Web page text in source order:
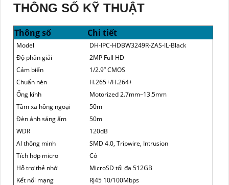
THÔNG SỐ KỸ THUẬT
Thông số Chi tiết
Model
DH-IPC-HDBW3249R-ZAS-IL-Black
Độ phân giải
2MP Full HD
Cảm biến
1/2.9” CMOS
Chuẩn nén
H.265+/H.264+
Ống kính
Motorized 2.7mm–13.5mm
Tầm xa hồng ngoại
50m
Đèn ánh sáng ấm
50m
WDR
120dB
AI thông minh
SMD 4.0, Tripwire, Intrusion
Tích hợp micro
Có
Hỗ trợ thẻ nhớ
MicroSD tối đa 512GB
Kết nối mạng
RJ45 10/100Mbps